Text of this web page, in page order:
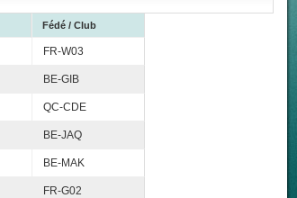
Fédé / Club
FR-W03
BE-GIB
QC-CDE
BE-JAQ
BE-MAK
FR-G02